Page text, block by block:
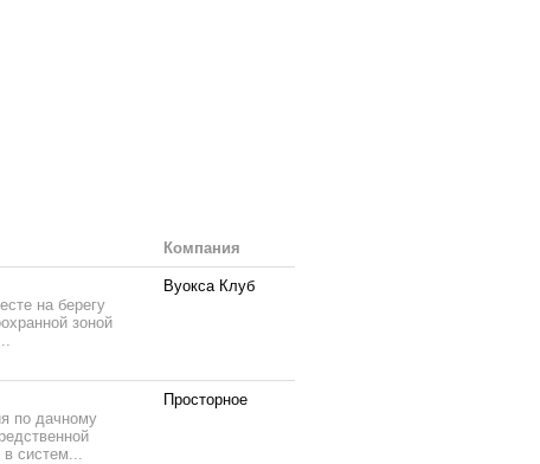
Компания
на берегу
зоной
Вуокса Клуб
по дачному
систем...
Просторное